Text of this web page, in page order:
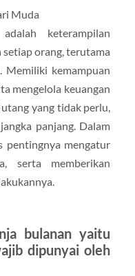
Muda
keterampilan
orang, terutama
Memiliki kemampuan
mengelola keuangan
yang tidak perlu,
panjang. Dalam
pentingnya mengatur
serta memberikan
bulanan yaitu
dipunyai oleh